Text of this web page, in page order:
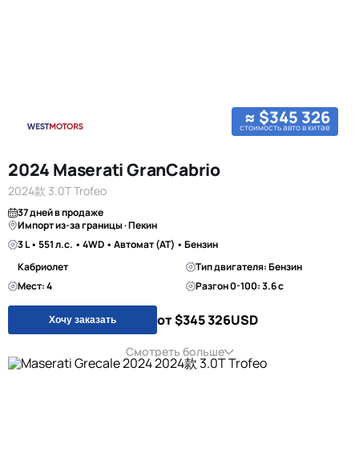
≈ $345 326
стоимость авто в китае
2024 Maserati GranCabrio
2024款 3.0T Trofeo
37 дней в продаже
Импорт из-за границы · Пекин
3 L • 551 л.с. • 4WD • Автомат (AT) • Бензин
Кабриолет
Тип двигателя: Бензин
Мест: 4
Разгон 0-100: 3.6 с
Хочу заказать от $345 326USD
Смотреть больше